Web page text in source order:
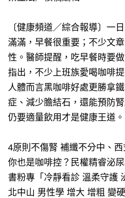
〔健康頻道／綜合報導〕一
滿滿，早餐很重要；不少文
性。醫師提醒，吃早餐時要
指出，不少上班族愛喝咖啡
人體而言黑咖啡好處更勝拿
症、減少膽結石，還能預防
仍要適量飲用才是健康王道。
4原則不傷腎 補纖不分中、西
你也是咖啡控？民權精睿泌
書粉專「冷靜看診 溫柔守護
北中山 男性學 增大 增粗 變